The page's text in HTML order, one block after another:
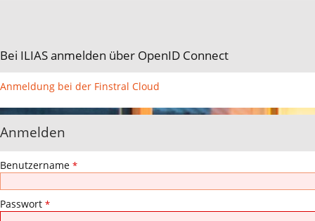
Bei ILIAS anmelden über OpenID Connect
Anmeldung bei der Finstral Cloud
Anmelden
Benutzername *
Passwort *